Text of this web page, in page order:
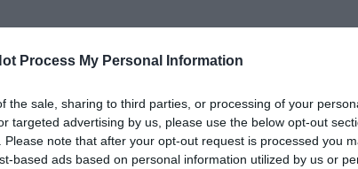
Process My Personal Information
the sale, sharing to third parties, or processing of your
targeted advertising by us, please use the below opt-out
Please note that after your opt-out request is processed you
based ads based on personal information utilized by us or